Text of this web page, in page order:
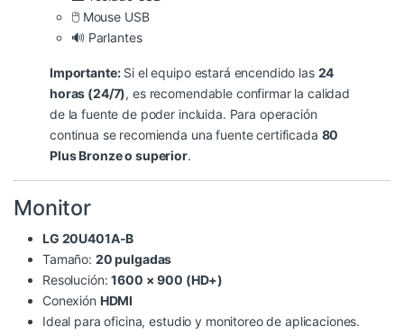
🖱️ Mouse USB
🔊 Parlantes
Importante:Si el equipo estará encendido las 24
horas (24/7), es recomendable confirmar la calidad
de la fuente de poder incluida. Para operación
continua se recomienda una fuente certificada 80
Plus Bronze o superior.
Monitor
LG 20U401A-B
Tamaño: 20 pulgadas
Resolución:1600 × 900 (HD+)
Conexión HDMI
Ideal para oficina, estudio y monitoreo de aplicaciones.